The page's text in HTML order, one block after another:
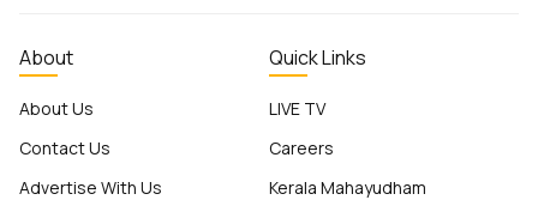
About
About Us
Contact Us
Advertise With Us
Quick Links
LIVE TV
Careers
Kerala Mahayudham